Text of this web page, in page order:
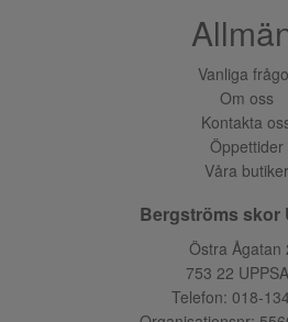
Vanliga
Om oss
Kontakta
Öppettider
Våra butiker
Bergströms skor
Östra Ågatan
753 22
Telefon: 018-